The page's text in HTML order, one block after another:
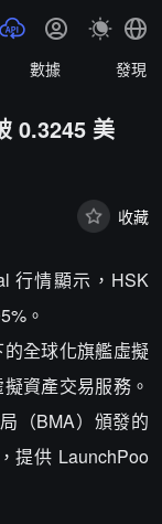
數據 發現
0.3245 美
收藏
行情顯示，HSK
。
全球化旗艦虛擬
資產交易服務。
（BMA）頒發的
提供 LaunchPoo